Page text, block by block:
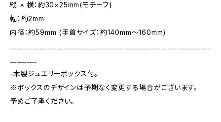
縦 × 横：約30×25mm(モチーフ)
幅：約2mm
内径：約59mm (手首サイズ：約140mm～160mm)
-木製ジュエリーボックス付。
※ボックスのデザインは予期なく変更する場合がございます。
予めご了承ください。